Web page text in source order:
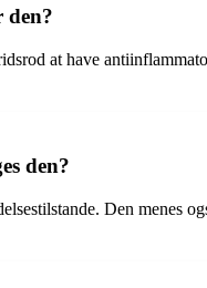
den?
at have
den?
Den menes